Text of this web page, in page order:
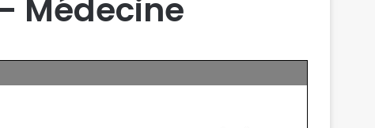
Médecine